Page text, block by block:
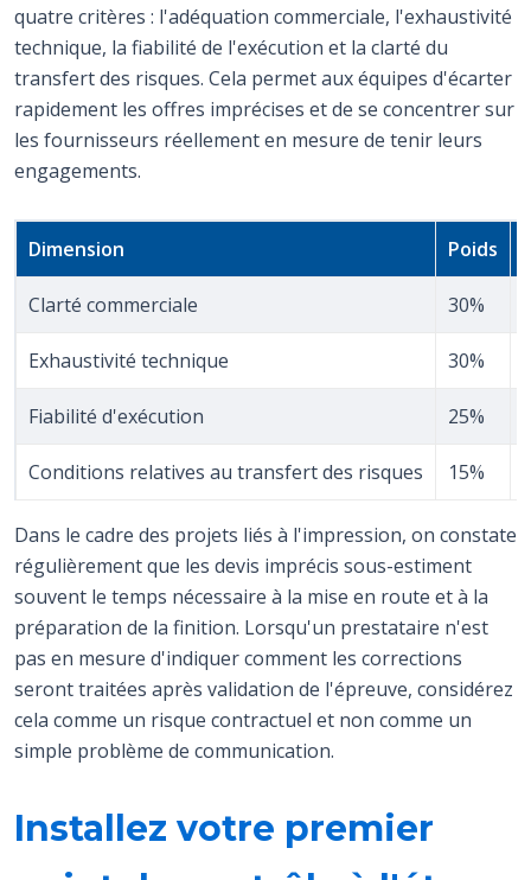
quatre critères : l'adéquation commerciale, l'exhaustivité
technique, la fiabilité de l'exécution et la clarté du
transfert des risques. Cela permet aux équipes d'écarter
rapidement les offres imprécises et de se concentrer sur
les fournisseurs réellement en mesure de tenir leurs
engagements.
Dimension Poids
Clarté commerciale 30%
Exhaustivité technique 30%
Fiabilité d'exécution 25%
Conditions relatives au transfert des risques 15%
Dans le cadre des projets liés à l'impression, on constate
régulièrement que les devis imprécis sous-estiment
souvent le temps nécessaire à la mise en route et à la
préparation de la finition. Lorsqu'un prestataire n'est
pas en mesure d'indiquer comment les corrections
seront traitées après validation de l'épreuve, considérez
cela comme un risque contractuel et non comme un
simple problème de communication.
Installez votre premier